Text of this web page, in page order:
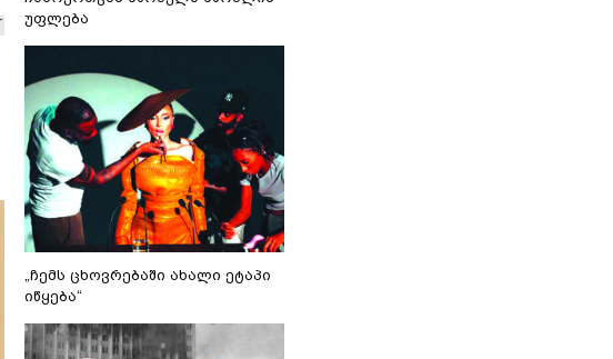
უფლება
„ჩემს ცხოვრებაში ახალი ეტაპი
იწყება“